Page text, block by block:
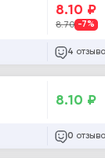
8.10 ₽
8.70 -7%
4 отзыва
8.10 ₽
0